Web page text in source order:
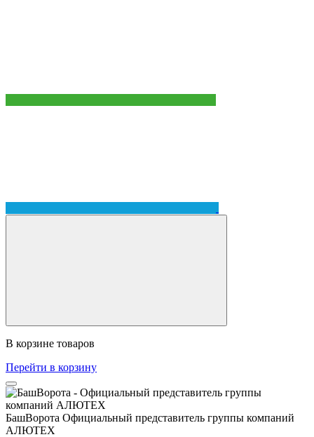
В корзине товаров
Перейти в корзину
БашВорота Официальный представитель группы компаний
АЛЮТЕХ